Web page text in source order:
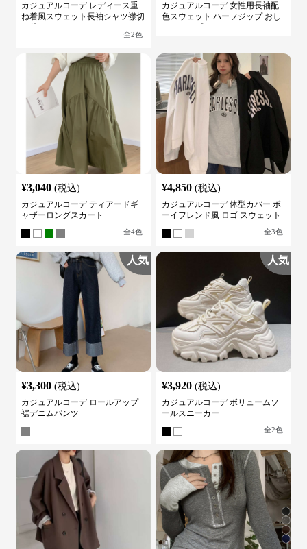
カジュアルコーデ レディース重
ね着風スウェット長袖シャツ襟切
全2色
カジュアルコーデ 女性用長袖配
色スウェット ハーフジップ おし
¥3,040 (税込)
カジュアルコーデ ティアードギ
ャザーロングスカート
全4色
¥4,850 (税込)
カジュアルコーデ 体型カバー ボ
ーイフレンド風 ロゴ スウェット
全3色
人気
¥3,300 (税込)
カジュアルコーデ ロールアップ
裾デニムパンツ
人気
¥3,920 (税込)
カジュアルコーデ ボリュームソ
ールスニーカー
全2色